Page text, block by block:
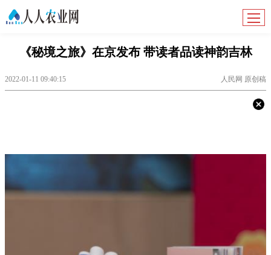
《秘境之旅》在京发布 带读者品读神韵吉林
2022-01-11 09:40:15 人民网 原创稿